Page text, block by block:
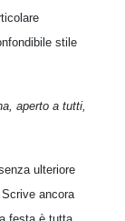
stile
aperto a tutti,
ulteriore
ancora